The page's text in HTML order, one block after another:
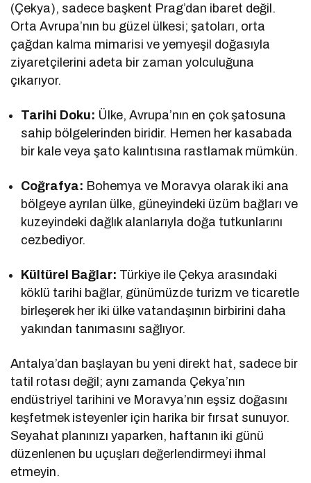
(Çekya), sadece başkent Prag’dan ibaret değil.
Orta Avrupa’nın bu güzel ülkesi; şatoları, orta
çağdan kalma mimarisi ve yemyeşil doğasıyla
ziyaretçilerini adeta bir zaman yolculuğuna
çıkarıyor.
Tarihi Doku: Ülke, Avrupa’nın en çok şatosuna
sahip bölgelerinden biridir. Hemen her kasabada
bir kale veya şato kalıntısına rastlamak mümkün.
Coğrafya: Bohemya ve Moravya olarak iki ana
bölgeye ayrılan ülke, güneyindeki üzüm bağları ve
kuzeyindeki dağlık alanlarıyla doğa tutkunlarını
cezbediyor.
Kültürel Bağlar: Türkiye ile Çekya arasındaki
köklü tarihi bağlar, günümüzde turizm ve ticaretle
birleşerek her iki ülke vatandaşının birbirini daha
yakından tanımasını sağlıyor.
Antalya’dan başlayan bu yeni direkt hat, sadece bir
tatil rotası değil; aynı zamanda Çekya’nın
endüstriyel tarihini ve Moravya’nın eşsiz doğasını
keşfetmek isteyenler için harika bir fırsat sunuyor.
Seyahat planınızı yaparken, haftanın iki günü
düzenlenen bu uçuşları değerlendirmeyi ihmal
etmeyin.